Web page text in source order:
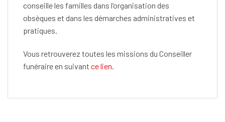
conseille les familles dans l’organisation des
obsèques et dans les démarches administratives et
pratiques.
Vous retrouverez toutes les missions du Conseiller
funéraire en suivant ce lien.